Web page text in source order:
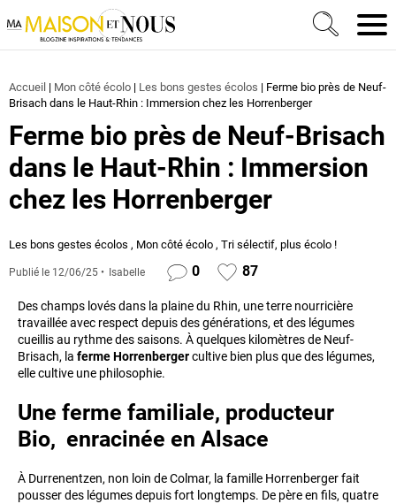
Ma Maison et Nous Construction, rénovation &
Accueil | Mon côté écolo | Les bons gestes écolos | Ferme bio près de Neuf-
Brisach dans le Haut-Rhin : Immersion chez les Horrenberger
Ferme bio près de Neuf-Brisach
dans le Haut-Rhin : Immersion
chez les Horrenberger
Les bons gestes écolos , Mon côté écolo , Tri sélectif, plus écolo !
Publié le 12/06/25 Isabelle 0 87
Des champs lovés dans la plaine du Rhin, une terre nourricière
travaillée avec respect depuis des générations, et des légumes
cueillis au rythme des saisons. À quelques kilomètres de Neuf-
Brisach, la ferme Horrenbergercultive bien plus que des légumes,
elle cultive une philosophie.
Une ferme familiale, producteur
Bio, enracinée en Alsace
À Durrenentzen, non loin de Colmar, la famille Horrenberger fait
pousser des légumes depuis fort longtemps. De père en fils, quatre